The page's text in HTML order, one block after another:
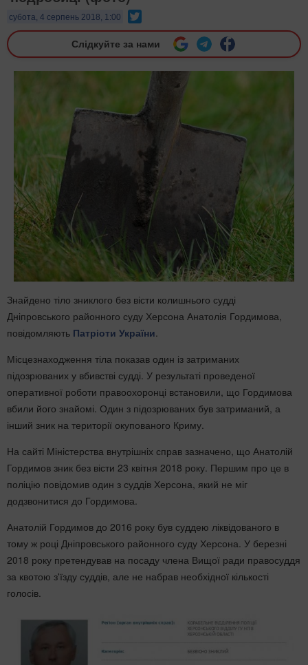
субота, 4 серпень 2018, 1:00
Слідкуйте за нами
Знайдено тіло зниклого без вісти колишнього судді
Дніпровського районного суду Херсона Анатолія Гордимова,
повідомляють Патріоти України.
Місцезнаходження тіла показав один із затриманих
підозрюваних у вбивстві судді. У результаті проведеної
оперативної роботи правоохоронці встановили, що Гордимова
вбили його знайомі. Один з підозрюваних був затриманий, а
інший зник на території окупованого Криму.
На сайті Міністерства внутрішніх справ зазначено, що Анатолій
Гордимов зник без вісти 23 квітня 2018 року. Першим про це в
поліцію повідомив один з суддів Херсона, який не міг
додзвонитися до Гордимова.
Анатолій Гордимов до 2016 року був суддею ліквідованого в
тому ж році Дніпровського районного суду Херсона. У березні
2018 року претендував на посаду члена Вищої ради правосуддя
за квотою з'їзду суддів, але не набрав необхідної кількості
голосів.